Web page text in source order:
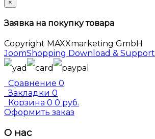
×
Заявка на покупку товара
Copyright MAXXmarketing GmbH
JoomShopping Download & Support
Сравнение 0
Закладки 0
Корзина 0 0 руб.
Оформить заказ
О нас